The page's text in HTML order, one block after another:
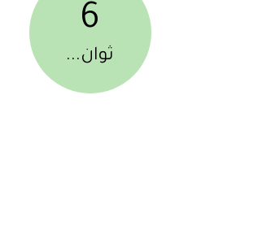
6
ثوان...